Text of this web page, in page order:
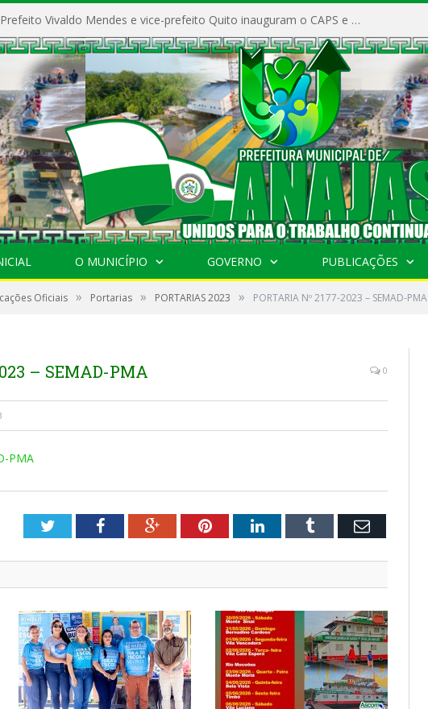
Prefeito Vivaldo Mendes e vice-prefeito Quito inauguram o CAPS e fortalecem a saúde pública em Anajás.
O MUNICÍPIO GOVERNO PUBLICAÇÕES
Oficiais » Portarias » PORTARIAS 2023 » PORTARIA Nº 2177-2023 – SEMAD-PMA
– SEMAD-PMA 0
PMA
TwitterFacebookGoogle+PinterestLinkedInTumblr Email